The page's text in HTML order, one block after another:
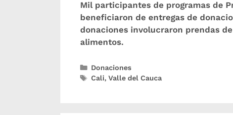
Mil participantes de programas de
beneficiaron de entregas de
donaciones involucraron prendas
alimentos.
Donaciones
Cali, Valle del Cauca